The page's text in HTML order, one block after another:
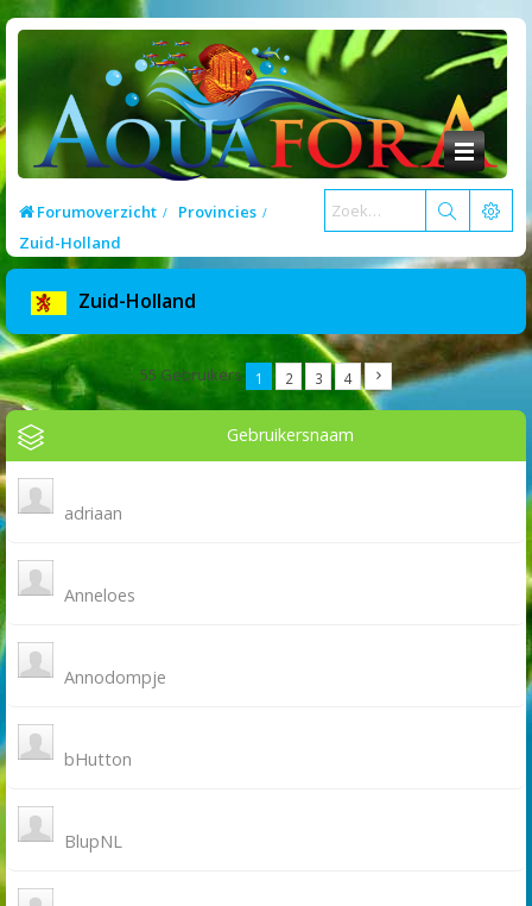
Forumoverzicht
Provincies
Zuid-Holland
Zuid-Holland
55 Gebruikers 1 2 3 4
Gebruikersnaam
adriaan
Anneloes
Annodompje
bHutton
BlupNL